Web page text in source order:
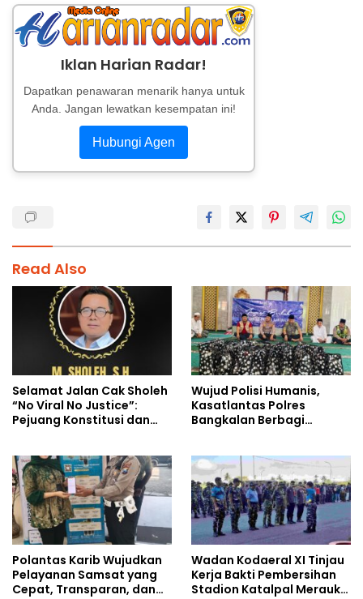
Iklan Harian Radar!
Dapatkan penawaran menarik hanya untuk
Anda. Jangan lewatkan kesempatan ini!
Hubungi Agen
Read Also
Selamat Jalan Cak Sholeh
“No Viral No Justice”:
Pejuang Konstitusi dan
Wujud Polisi Humanis,
Kasatlantas Polres
Bangkalan Berbagi
Ahmad Ibrahim
Polantas Karib Wujudkan
Pelayanan Samsat yang
Cepat, Transparan, dan
Wadan Kodaeral XI Tinjau
Kerja Bakti Pembersihan
Stadion Katalpal Merauke,